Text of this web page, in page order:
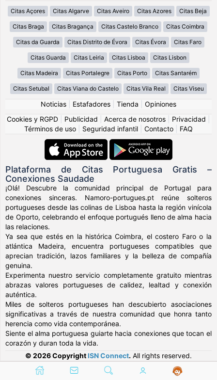
Citas Açores Citas Algarve Citas Aveiro Citas Azores Citas Beja
Citas Braga Citas Bragança Citas Castelo Branco Citas Coimbra
Citas da Guarda Citas Distrito de Évora Citas Évora Citas Faro
Citas Guarda Citas Leiria Citas Lisboa Citas Lisbon
Citas Madeira Citas Portalegre Citas Porto Citas Santarém
Citas Setubal Citas Viana do Castelo Citas Vila Real Citas Viseu
Noticias Estafadores Tienda
Opiniones
Cookies y RGPD
Publicidad Acerca de nosotros Privacidad
Términos de uso
Seguridad infantil Contacto FAQ
Plataforma de Citas Portuguesa Gratis –
Conexiones Saudade
¡Olá! Descubre la comunidad principal de Portugal para
conexiones sinceras. Namoro-portugues.pt reúne solteros
portugueses desde las colinas de Lisboa hasta la región vinícola
de Oporto, celebrando el enfoque portugués lleno de alma hacia
las relaciones.
Ya sea que estés en la histórica Coimbra, el costero Faro o la
atlántica Madeira, encuentra portugueses compatibles que
aprecian tradición, lazos familiares y la belleza de compañía
genuina.
Experimenta nuestro servicio completamente gratuito mientras
abrazas valores portugueses de calidez, lealtad y conexión
auténtica.
Miles de solteros portugueses han descubierto asociaciones
significativas a través de nuestra comunidad que honra tanto
herencia como vida contemporánea.
Siente el alma portuguesa guiarte hacia conexiones que tocan el
corazón y duran toda la vida.
© 2026 Copyright ISN Connect. All rights reserved.